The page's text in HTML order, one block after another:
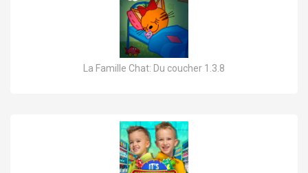
La Famille Chat: Du coucher 1.3.8